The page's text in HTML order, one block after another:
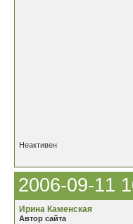
Неактивен
2006-09-11
Ирина Каменская
Автор сайта